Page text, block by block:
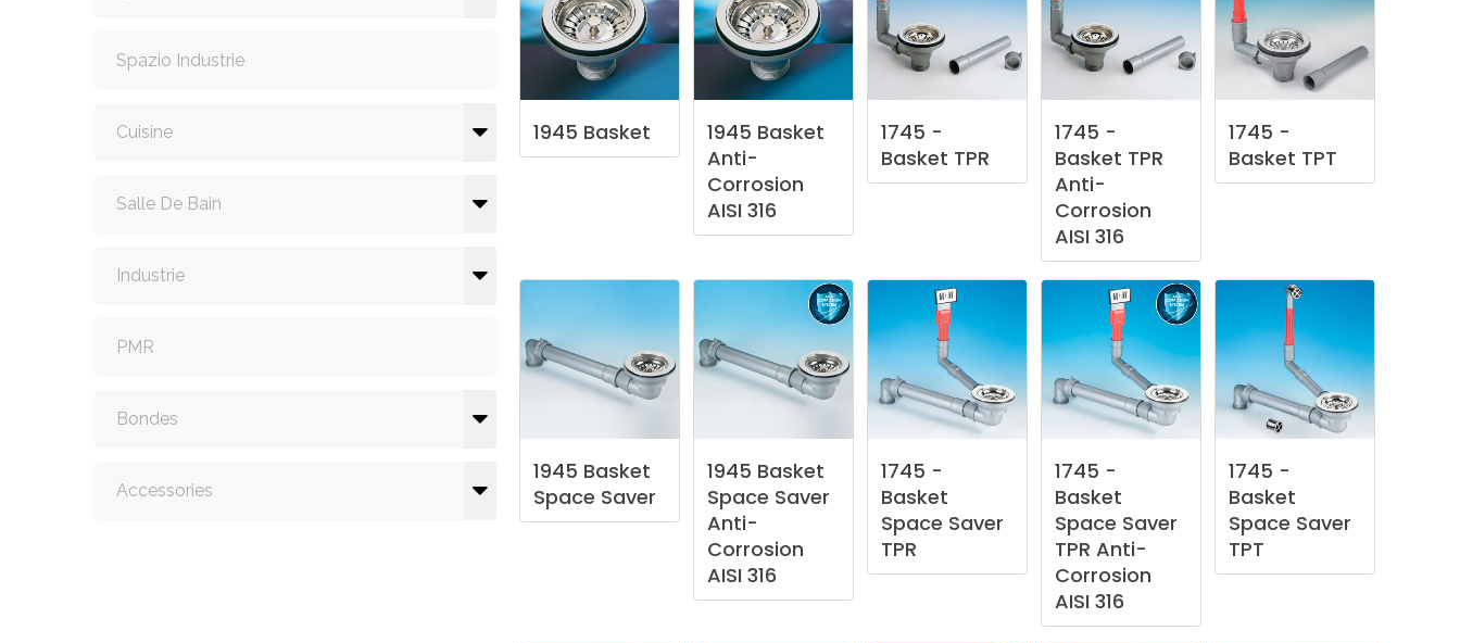
Spazio Industrie
Cuisine
Salle De Bain
Industrie
PMR
Bondes
Accessories
1945 Basket 1945 Basket
Anti-
Corrosion
AISI 316
1745 -
Basket TPR
1745 -
Basket TPR
Anti-
Corrosion
AISI 316
1745 -
Basket TPT
1945 Basket
Space Saver
1945 Basket
Space Saver
Anti-
Corrosion
AISI 316
1745 -
Basket
Space Saver
TPR
1745 -
Basket
Space Saver
TPR Anti-
Corrosion
AISI 316
1745 -
Basket
Space Saver
TPT